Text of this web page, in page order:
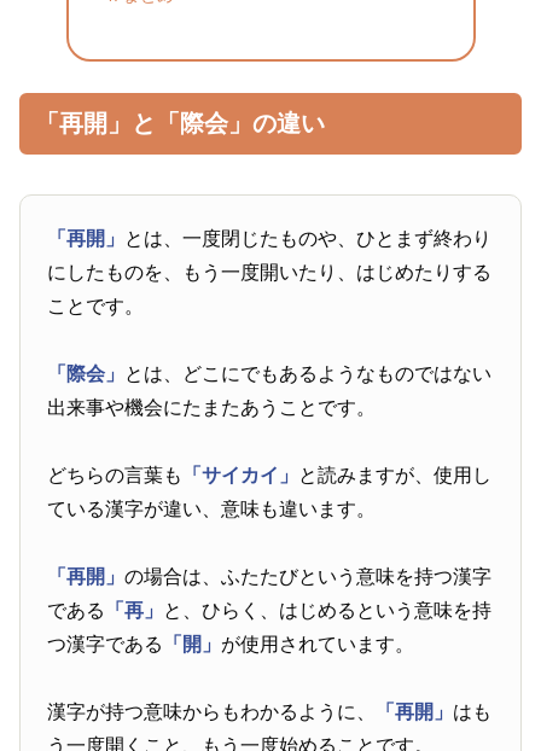
「再開」と「際会」の違い
「再開」 とは、一度閉じたものや、ひとまず終わり
にしたものを、もう一度開いたり、はじめたりする
ことです。
「際会」 とは、どこにでもあるようなものではない
出来事や機会にたまたあうことです。
どちらの言葉も 「サイカイ」 と読みますが、使用し
ている漢字が違い、意味も違います。
「再開」の場合は、ふたたびという意味を持つ漢字
である
「再」 と、ひらく、はじめるという意味を持
つ漢字である
「開」 が使用されています。
漢字が持つ意味からもわかるように、 「再開」 はも
う一度開くこと、もう一度始めることです。